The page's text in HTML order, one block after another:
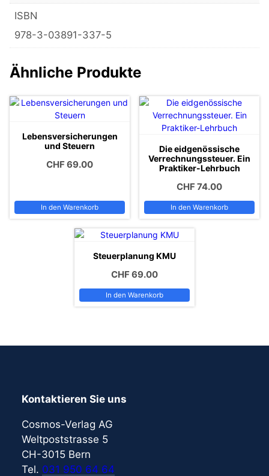
ISBN
978-3-03891-337-5
Ähnliche Produkte
Lebensversicherungen
und Steuern
CHF69.00
In den Warenkorb
Die eidgenössische
Verrechnungssteuer. Ein
Praktiker-Lehrbuch
CHF74.00
In den Warenkorb
Steuerplanung KMU
CHF69.00
In den Warenkorb
Kontaktieren Sie uns
Cosmos-Verlag AG
Weltpoststrasse 5
CH-3015 Bern
Tel. 031 950 64 64